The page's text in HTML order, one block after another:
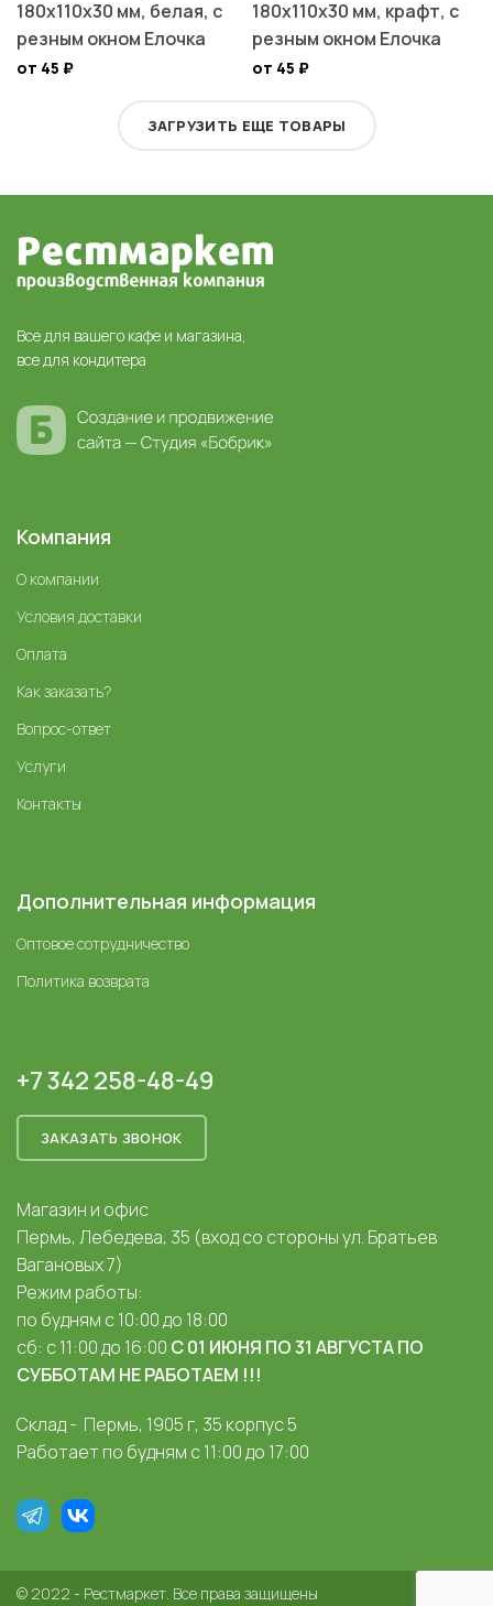
180х110х30 мм, белая, с
резным окном Елочка
от 45 ₽
180х110х30 мм, крафт, с
резным окном Елочка
от 45 ₽
ЗАГРУЗИТЬ ЕЩЕ ТОВАРЫ
Все для вашего кафе и магазина,
все для кондитера
Компания
О компании
Условия доставки
Оплата
Как заказать?
Вопрос-ответ
Услуги
Контакты
Дополнительная информация
Оптовое сотрудничество
Политика возврата
+7 342 258-48-49
ЗАКАЗАТЬ ЗВОНОК
Магазин и офис
Пермь, Лебедева, 35 (вход со стороны ул. Братьев
Вагановых 7)
Режим работы:
по будням с 10:00 до 18:00
сб: с 11:00 до 16:00 С 01 ИЮНЯ ПО 31 АВГУСТА ПО
СУББОТАМ НЕ РАБОТАЕМ !!!
Склад - Пермь, 1905 г, 35 корпус 5
Работает по будням с 11:00 до 17:00
© 2022 - Рестмаркет. Все права защищены